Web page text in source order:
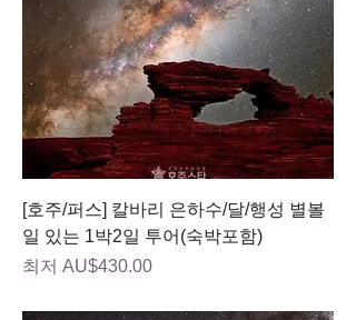
[호주/퍼스] 칼바리 은하수/달/행성 별볼
일 있는 1박2일 투어(숙박포함)
최저 AU$430.00
할인가